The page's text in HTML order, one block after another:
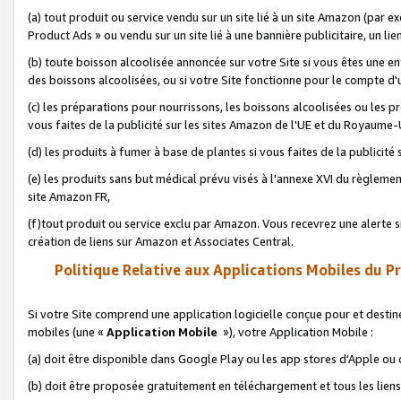
(a) tout produit ou service vendu sur un site lié à un site Amazon (par
Product Ads » ou vendu sur un site lié à une bannière publicitaire, un
(b) toute boisson alcoolisée annoncée sur votre Site si vous êtes une
des boissons alcoolisées, ou si votre Site fonctionne pour le compte
(c) les préparations pour nourrissons, les boissons alcoolisées ou les
vous faites de la publicité sur les sites Amazon de l'UE et du Royaume-
(d) les produits à fumer à base de plantes si vous faites de la publicité
(e) les produits sans but médical prévu visés à l'annexe XVI du
site Amazon FR,
(f)tout produit ou service exclu par Amazon. Vous recevrez une alerte
création de liens sur Amazon et Associates Central.
Politique Relative aux Applications Mobiles du
Si votre Site comprend une application logicielle conçue pour et
mobiles (une « Application Mobile »), votre Application Mobile :
(a) doit être disponible dans Google Play ou les app stores d'Apple ou
(b) doit être proposée gratuitement en téléchargement et tous les